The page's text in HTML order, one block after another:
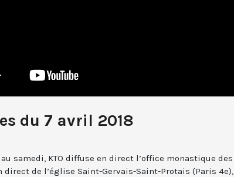
du 7 avril 2018
samedi, KTO diffuse en direct l’office monastique des
direct de l’église Saint-Gervais-Saint-Protais (Paris 4e),